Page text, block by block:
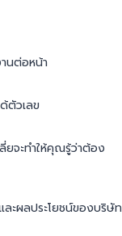
นต่อหน้า
ตัวเลข
ยจะทำให้คุณรู้ว่าต้อง
ะผลประโยชน์ของบริษัท